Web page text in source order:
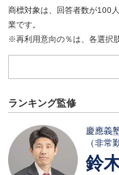
商標対象は、回答者数が100
業です。
※再利用意向の％は、各選択
ランキング監修
慶應義
（非常
鈴